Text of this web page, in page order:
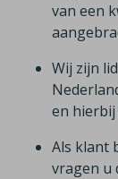
van een
Wij zijn
en
Als klant
vragen u